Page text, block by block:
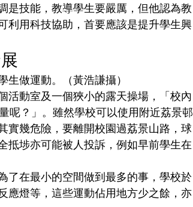
是技能，教導學生要嚴厲，但他認為教
利用科技協助，首要應該是提升學生興
做運動。（黃浩謙攝）
活動室及一個狹小的露天操場，「校內
呢？」。雖然學校可以使用附近荔景邨
實幾危險，要離開校園過荔景山路，球
抵埗亦可能被人投訴，例如早前學生在
了在最小的空間做到最多的事，學校於
應燈等，這些運動佔用地方少之餘，亦